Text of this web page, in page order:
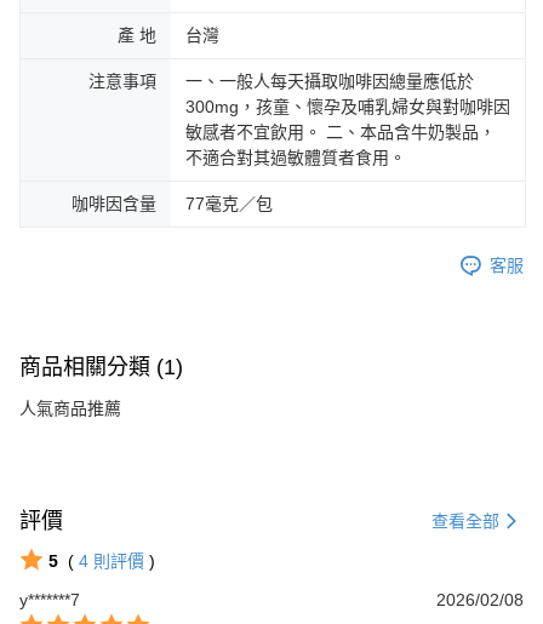
產 地 台灣
注意事項
一、一般人每天攝取咖啡因總量應低於
300mg，孩童、懷孕及哺乳婦女與對咖啡因
敏感者不宜飲用。 二、本品含牛奶製品，
不適合對其過敏體質者食用。
咖啡因含量 77毫克／包
客服
商品相關分類 (1)
人氣商品推薦
評價 查看全部
5 ( 4 則評價 )
y*******7
2026/02/08